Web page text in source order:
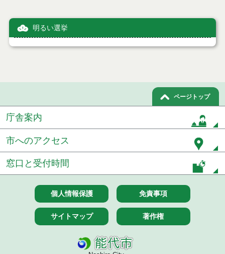
明るい選挙
ページトップ
庁舎案内
市へのアクセス
窓口と受付時間
個人情報保護 免責事項
サイトマップ 著作権